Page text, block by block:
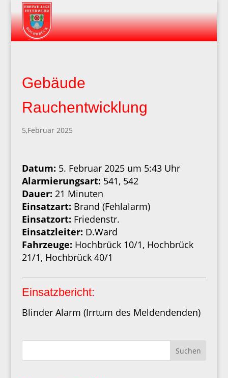
Gebäude
Rauchentwicklung
5,Februar 2025
Datum: 5. Februar 2025 um 5:43 Uhr
Alarmierungsart: 541, 542
Dauer: 21 Minuten
Einsatzart: Brand (Fehlalarm)
Einsatzort: Friedenstr.
Einsatzleiter: D.Ward
Fahrzeuge: Hochbrück 10/1, Hochbrück
21/1, Hochbrück 40/1
Einsatzbericht:
Blinder Alarm (Irrtum des Meldendenden)
Suchen